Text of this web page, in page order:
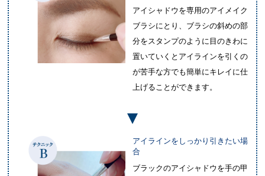
アイシャドウを専用のアイメイク
ブラシにとり、ブラシの斜めの部
分をスタンプのように目のきわに
置いていくとアイラインを引くの
が苦手な方でも簡単にキレイに仕
上げることができます。
アイラインをしっかり引きたい場
合
ブラックのアイシャドウを手の甲